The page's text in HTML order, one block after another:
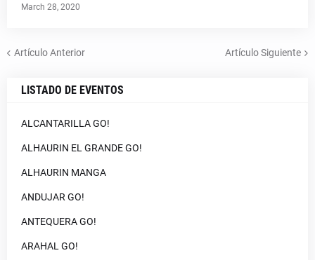
March 28, 2020
Artículo Anterior Artículo Siguiente
LISTADO DE EVENTOS
ALCANTARILLA GO!
ALHAURIN EL GRANDE GO!
ALHAURIN MANGA
ANDUJAR GO!
ANTEQUERA GO!
ARAHAL GO!